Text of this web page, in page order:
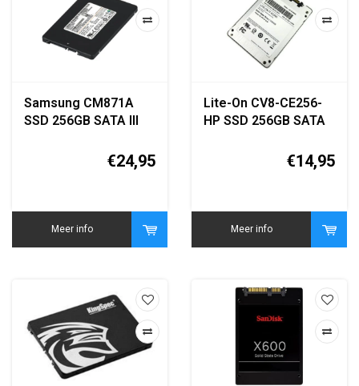
Samsung CM871A
SSD 256GB SATA III
€24,95
Meer info
Lite-On CV8-CE256-
HP SSD 256GB SATA
€14,95
Meer info